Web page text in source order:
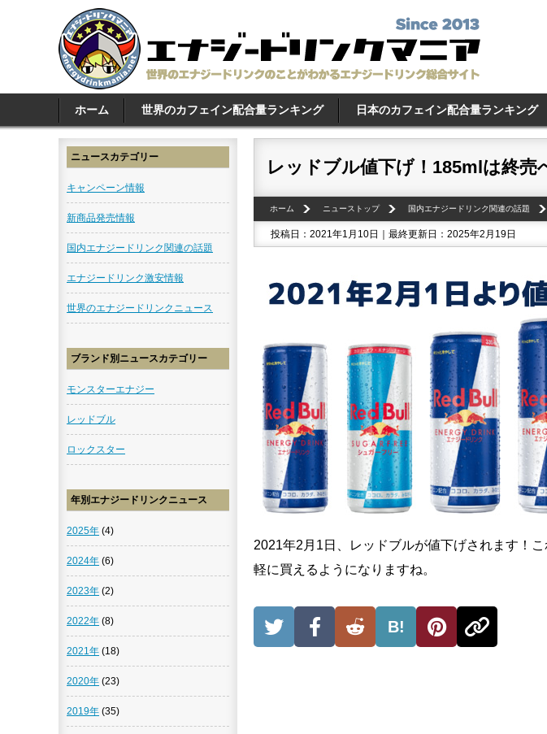
ホーム 世界のカフェイン配合量ランキング 日本のカフェイン配合量ランキング
レッドブル値下げ！185mlは終売
ホーム ニューストップ 国内エナジードリンク関連の話題
投稿日：2021年1月10日｜最終更新日：2025年2月19日
2021年2月1日、レッドブルが値下げされます！
軽に買えるようになりますね。
B!
ニュースカテゴリー
キャンペーン情報
新商品発売情報
国内エナジードリンク関連の話題
エナジードリンク激安情報
世界のエナジードリンクニュース
ブランド別ニュースカテゴリー
モンスターエナジー
レッドブル
ロックスター
年別エナジードリンクニュース
2025年 (4)
2024年 (6)
2023年 (2)
2022年 (8)
2021年 (18)
2020年 (23)
2019年 (35)